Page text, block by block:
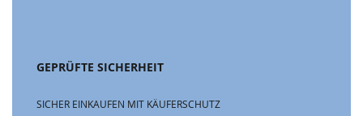
GEPRÜFTE SICHERHEIT
SICHER EINKAUFEN MIT KÄUFERSCHUTZ